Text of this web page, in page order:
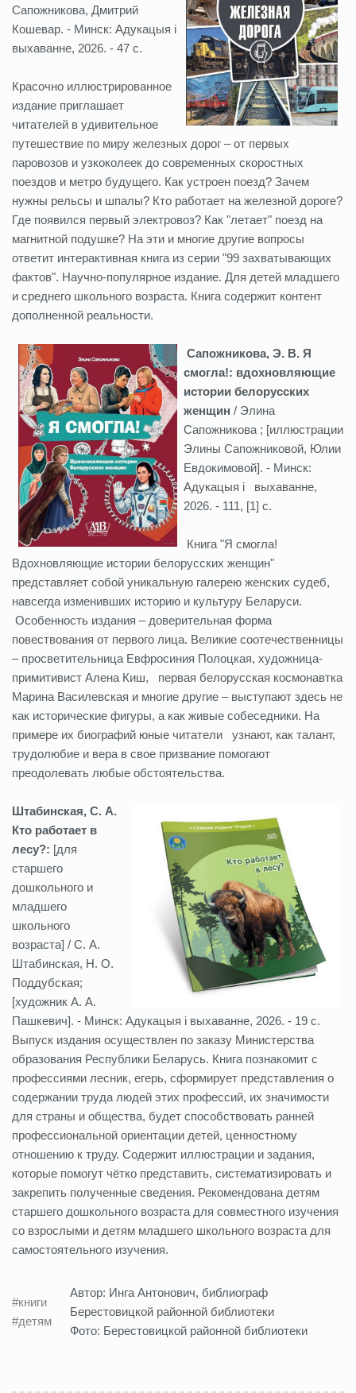
Сапожникова, Дмитрий
Кошевар. - Минск: Адукацыя і
выхаванне, 2026. - 47 с.
Красочно иллюстрированное
издание приглашает
читателей в удивительное
путешествие по миру железных дорог – от первых
паровозов и узкоколеек до современных скоростных
поездов и метро будущего. Как устроен поезд? Зачем
нужны рельсы и шпалы? Кто работает на железной дороге?
Где появился первый электровоз? Как "летает" поезд на
магнитной подушке? На эти и многие другие вопросы
ответит интерактивная книга из серии "99 захватывающих
фактов". Научно-популярное издание. Для детей младшего
и среднего школьного возраста. Книга содержит контент
дополненной реальности.
Сапожникова, Э. В. Я
смогла!: вдохновляющие
истории белорусских
женщин / Элина
Сапожникова ; [иллюстрации
Элины Сапожниковой, Юлии
Евдокимовой]. - Минск:
Адукацыя і выхаванне,
2026. - 111, [1] с.
Книга "Я смогла!
Вдохновляющие истории белорусских женщин"
представляет собой уникальную галерею женских судеб,
навсегда изменивших историю и культуру Беларуси.
Особенность издания – доверительная форма
повествования от первого лица. Великие соотечественницы
– просветительница Евфросиния Полоцкая, художница-
примитивист Алена Киш, первая белорусская космонавтка
Марина Василевская и многие другие – выступают здесь не
как исторические фигуры, а как живые собеседники. На
примере их биографий юные читатели узнают, как талант,
трудолюбие и вера в свое призвание помогают
преодолевать любые обстоятельства.
Штабинская, С. А.
Кто работает в
лесу?: [для
старшего
дошкольного и
младшего
школьного
возраста] / С. А.
Штабинская, Н. О.
Поддубская;
[художник А. А.
Пашкевич]. - Минск: Адукацыя i выхаванне, 2026. - 19 с.
Выпуск издания осуществлен по заказу Министерства
образования Республики Беларусь. Книга познакомит с
профессиями лесник, егерь, сформирует представления о
содержании труда людей этих профессий, их значимости
для страны и общества, будет способствовать ранней
профессиональной ориентации детей, ценностному
отношению к труду. Содержит иллюстрации и задания,
которые помогут чётко представить, систематизировать и
закрепить полученные сведения. Рекомендована детям
старшего дошкольного возраста для совместного изучения
со взрослыми и детям младшего школьного возраста для
самостоятельного изучения.
#книги
#детям
Автор: Инга Антонович, библиограф
Берестовицкой районной библиотеки
Фото: Берестовицкой районной библиотеки